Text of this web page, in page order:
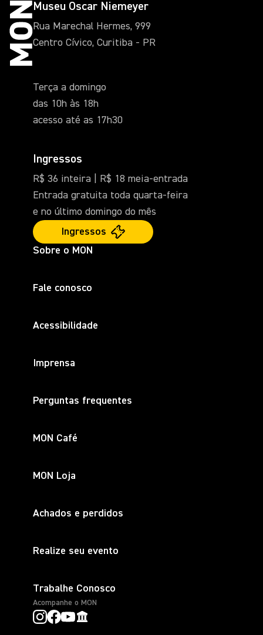
Museu Oscar Niemeyer
Rua Marechal Hermes, 999
Centro Cívico, Curitiba - PR
Terça a domingo
das 10h às 18h
acesso até as 17h30
Ingressos
R$ 36 inteira | R$ 18 meia-entrada
Entrada gratuita toda quarta-feira
e no último domingo do mês
Ingressos
Sobre o MON
Fale conosco
Acessibilidade
Imprensa
Perguntas frequentes
MON Café
MON Loja
Achados e perdidos
Realize seu evento
Trabalhe Conosco
Acompanhe o MON